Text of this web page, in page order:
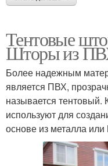
Тентовые
Шторы из
Более надежным
является ПВХ,
называется тентовый.
используют для
основе из металла